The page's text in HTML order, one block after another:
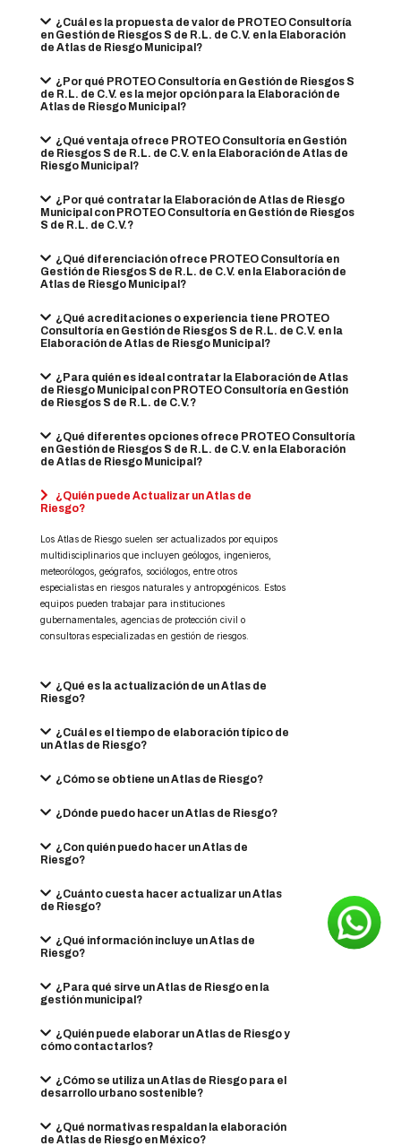
¿Cuál es la propuesta de valor de PROTEO Consultoría
en Gestión de Riesgos S de R.L. de C.V. en la Elaboración
de Atlas de Riesgo Municipal?
¿Por qué PROTEO Consultoría en Gestión de Riesgos S
de R.L. de C.V. es la mejor opción para la Elaboración de
Atlas de Riesgo Municipal?
¿Qué ventaja ofrece PROTEO Consultoría en Gestión
de Riesgos S de R.L. de C.V. en la Elaboración de Atlas de
Riesgo Municipal?
¿Por qué contratar la Elaboración de Atlas de Riesgo
Municipal con PROTEO Consultoría en Gestión de Riesgos
S de R.L. de C.V.?
¿Qué diferenciación ofrece PROTEO Consultoría en
Gestión de Riesgos S de R.L. de C.V. en la Elaboración de
Atlas de Riesgo Municipal?
¿Qué acreditaciones o experiencia tiene PROTEO
Consultoría en Gestión de Riesgos S de R.L. de C.V. en la
Elaboración de Atlas de Riesgo Municipal?
¿Para quién es ideal contratar la Elaboración de Atlas
de Riesgo Municipal con PROTEO Consultoría en Gestión
de Riesgos S de R.L. de C.V.?
¿Qué diferentes opciones ofrece PROTEO Consultoría
en Gestión de Riesgos S de R.L. de C.V. en la Elaboración
de Atlas de Riesgo Municipal?
¿Quién puede Actualizar un Atlas de
Riesgo?
Los Atlas de Riesgo suelen ser actualizados por equipos
multidisciplinarios que incluyen geólogos, ingenieros,
meteorólogos, geógrafos, sociólogos, entre otros
especialistas en riesgos naturales y antropogénicos. Estos
equipos pueden trabajar para instituciones
gubernamentales, agencias de protección civil o
consultoras especializadas en gestión de riesgos.
¿Qué es la actualización de un Atlas de
Riesgo?
¿Cuál es el tiempo de elaboración típico de
un Atlas de Riesgo?
¿Cómo se obtiene un Atlas de Riesgo?
¿Dónde puedo hacer un Atlas de Riesgo?
¿Con quién puedo hacer un Atlas de
Riesgo?
¿Cuánto cuesta hacer actualizar un Atlas
de Riesgo?
¿Qué información incluye un Atlas de
Riesgo?
¿Para qué sirve un Atlas de Riesgo en la
gestión municipal?
¿Quién puede elaborar un Atlas de Riesgo y
cómo contactarlos?
¿Cómo se utiliza un Atlas de Riesgo para el
desarrollo urbano sostenible?
¿Qué normativas respaldan la elaboración
de Atlas de Riesgo en México?